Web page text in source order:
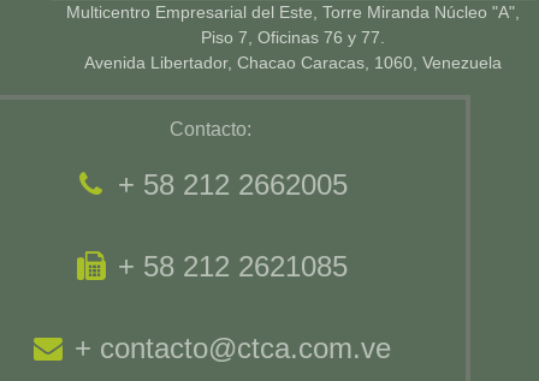
Multicentro Empresarial del Este, Torre Miranda Núcleo "A",
Piso 7, Oficinas 76 y 77.
Avenida Libertador, Chacao Caracas, 1060, Venezuela
Contacto:
+ 58 212 2662005
+ 58 212 2621085
+ contacto@ctca.com.ve